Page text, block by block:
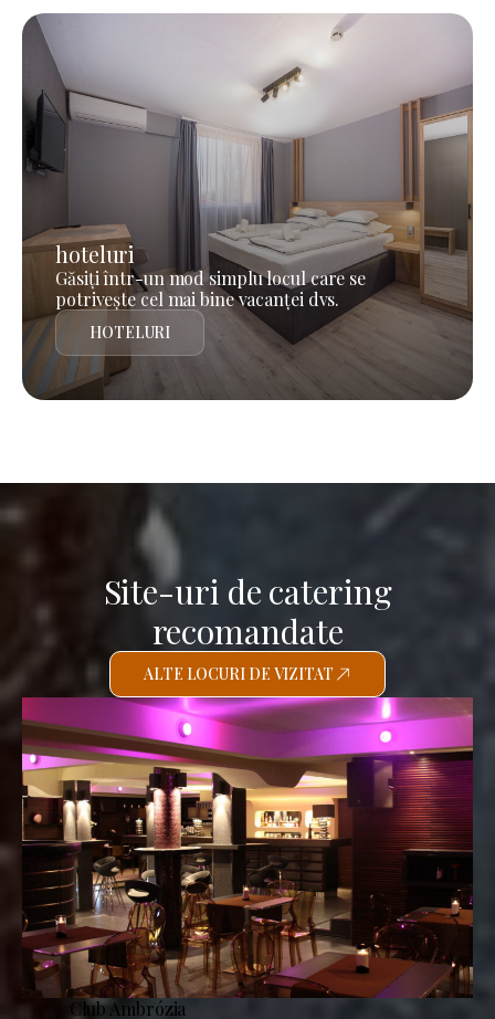
hoteluri
Găsiți într-un mod simplu locul care se
potrivește cel mai bine vacanței dvs.
HOTELURI
Site-uri de catering
recomandate
ALTE LOCURI DE VIZITAT
Club Ambrózia